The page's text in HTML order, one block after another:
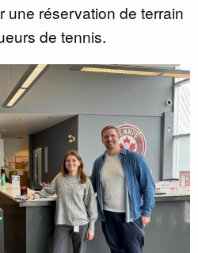
une réservation de terrain
de tennis.